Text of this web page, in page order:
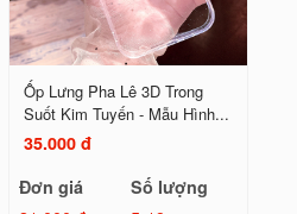
Ốp Lưng Pha Lê 3D Trong
Suốt Kim Tuyến - Mẫu Hình...
35.000 đ
Đơn giá
Số lượng